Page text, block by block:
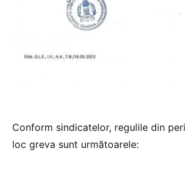
Conform sindicatelor, regulile din
loc greva sunt următoarele: